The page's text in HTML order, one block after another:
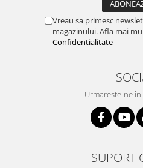
Vreau sa primesc
magazinului. Afla mai
Confidentialitate
Urmareste-ne
SUPORT